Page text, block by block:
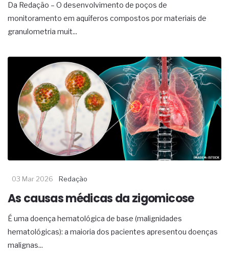
Da Redação – O desenvolvimento de poços de
monitoramento em aquíferos compostos por materiais de
granulometria muit...
03 Mar 2026 Redação
As causas médicas da zigomicose
É uma doença hematológica de base (malignidades
hematológicas): a maioria dos pacientes apresentou doenças
malignas...